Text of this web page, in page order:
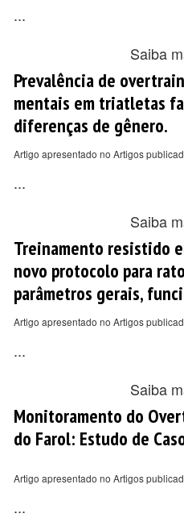
...
Saiba
Prevalência de
mentais em triatletas
diferenças de gênero.
Artigo apresentado no Artigos
...
Saiba
Treinamento resistido
novo protocolo para
parâmetros gerais,
Artigo apresentado no Artigos
...
Saiba
Monitoramento do
do Farol: Estudo de
Artigo apresentado no Artigos
...